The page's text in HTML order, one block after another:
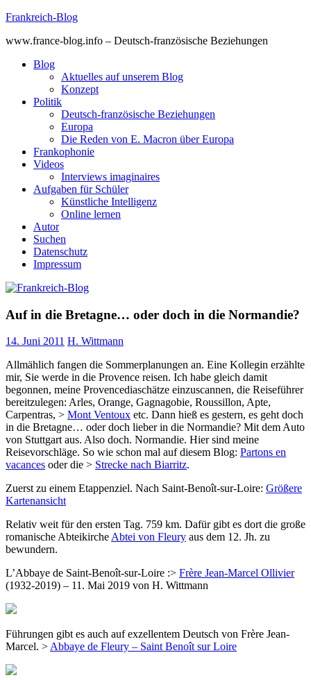
Skip
content
Frankreich-Blog
www.france-blog.info – Deutsch-französische Beziehungen
Blog
Aktuelles auf unserem Blog
Konzept
Politik
Deutsch-französische Beziehungen
Europa
Die Reden von E. Macron über Europa
Frankophonie
Videos
Interviews imaginaires
Aufgaben für Schüler
Künstliche Intelligenz
Online lernen
Autor
Suchen
Datenschutz
Impressum
Auf in die Bretagne… oder doch in die Normandie?
14. Juni 2011 H. Wittmann
Allmählich fangen die Sommerplanungen an. Eine Kollegin erzählte
mir, Sie werde in die Provence reisen. Ich habe gleich damit
begonnen, meine Provencediaschätze einzuscannen, die Reiseführer
bereitzulegen: Arles, Orange, Gagnagobie, Roussillon, Apte,
Carpentras, > Mont Ventoux etc. Dann hieß es gestern, es geht doch
in die Bretagne… oder doch lieber in die Normandie? Mit dem Auto
von Stuttgart aus. Also doch. Normandie. Hier sind meine
Reisevorschläge. So wie schon mal auf diesem Blog: Partons en
vacances oder die > Strecke nach Biarritz.
Zuerst zu einem Etappenziel. Nach Saint-Benoît-sur-Loire: Größere
Kartenansicht
Relativ weit für den ersten Tag. 759 km. Dafür gibt es dort die große
romanische AbteikircheAbtei von Fleury aus dem 12. Jh. zu
bewundern.
L’Abbaye de Saint-Benoît-sur-Loire :> Frère Jean-Marcel Ollivier
(1932-2019) – 11. Mai 2019 von H. Wittmann
Führungen gibt es auch auf exzellentem Deutsch von Frère Jean-
Marcel. >Abbaye de Fleury – Saint Benoît sur Loire